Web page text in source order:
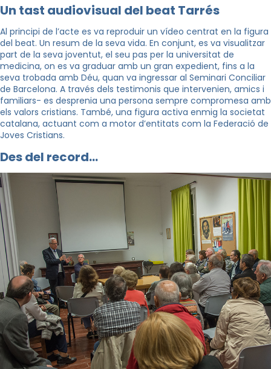
Un tast audiovisual del beat Tarrés
Al principi de l’acte es va reproduir un vídeo centrat en la figura
del beat. Un resum de la seva vida. En conjunt, es va visualitzar
part de la seva joventut, el seu pas per la universitat de
medicina, on es va graduar amb un gran expedient, fins a la
seva trobada amb Déu, quan va ingressar al Seminari Conciliar
de Barcelona. A través dels testimonis que intervenien, amics i
familiars- es desprenia una persona sempre compromesa amb
els valors cristians. També, una figura activa enmig la societat
catalana, actuant com a motor d’entitats com la Federació de
Joves Cristians.
Des del record…